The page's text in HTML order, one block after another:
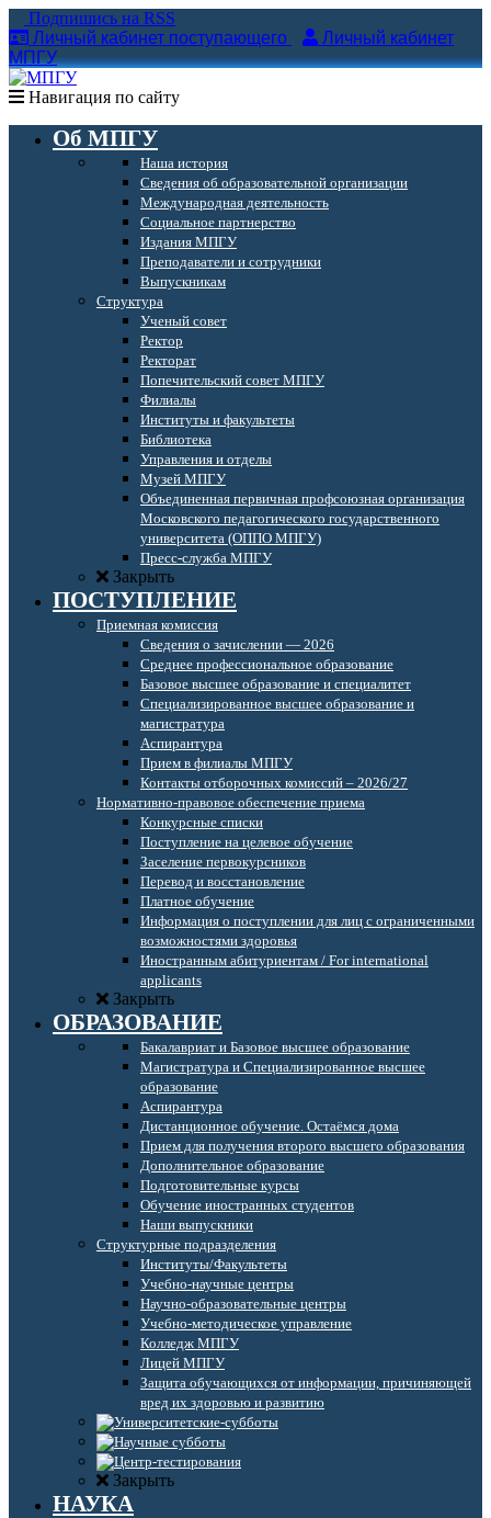
Подпишись на RSS
Личный кабинет поступающего
Личный кабинет
МПГУ
Навигация по сайту
Об МПГУ
Наша история
Сведения об образовательной организации
Международная деятельность
Социальное партнерство
Издания МПГУ
Преподаватели и сотрудники
Выпускникам
Структура
Ученый совет
Ректор
Ректорат
Попечительский совет МПГУ
Филиалы
Институты и факультеты
Библиотека
Управления и отделы
Музей МПГУ
Объединенная первичная профсоюзная организация
Московского педагогического государственного
университета (ОППО МПГУ)
Пресс-служба МПГУ
Закрыть
ПОСТУПЛЕНИЕ
Приемная комиссия
Сведения о зачислении — 2026
Среднее профессиональное образование
Базовое высшее образование и специалитет
Специализированное высшее образование и
магистратура
Аспирантура
Прием в филиалы МПГУ
Контакты отборочных комиссий – 2026/27
Нормативно-правовое обеспечение приема
Конкурсные списки
Поступление на целевое обучение
Заселение первокурсников
Перевод и восстановление
Платное обучение
Информация о поступлении для лиц с ограниченными
возможностями здоровья
Иностранным абитуриентам / For international
applicants
Закрыть
ОБРАЗОВАНИЕ
Бакалавриат и Базовое высшее образование
Магистратура и Специализированное высшее
образование
Аспирантура
Дистанционное обучение. Остаёмся дома
Прием для получения второго высшего образования
Дополнительное образование
Подготовительные курсы
Обучение иностранных студентов
Наши выпускники
Структурные подразделения
Институты/Факультеты
Учебно-научные центры
Научно-образовательные центры
Учебно-методическое управление
Колледж МПГУ
Лицей МПГУ
Защита обучающихся от информации, причиняющей
вред их здоровью и развитию
Закрыть
НАУКА